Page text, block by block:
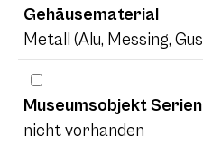
Gehäusematerial
Metall (Alu, Messing,
Museumsobjekt
nicht vorhanden